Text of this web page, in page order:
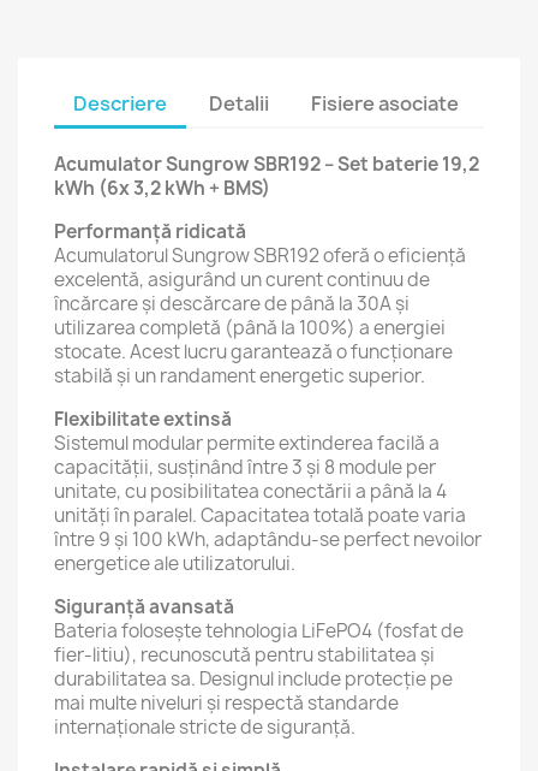
Descriere Detalii Fisiere asociate
Acumulator Sungrow SBR192 – Set baterie 19,2
kWh (6x 3,2 kWh + BMS)
Performanță ridicată
Acumulatorul Sungrow SBR192 oferă o eficiență
excelentă, asigurând un curent continuu de
încărcare și descărcare de până la 30A și
utilizarea completă (până la 100%) a energiei
stocate. Acest lucru garantează o funcționare
stabilă și un randament energetic superior.
Flexibilitate extinsă
Sistemul modular permite extinderea facilă a
capacității, susținând între 3 și 8 module per
unitate, cu posibilitatea conectării a până la 4
unități în paralel. Capacitatea totală poate varia
între 9 și 100 kWh, adaptându-se perfect nevoilor
energetice ale utilizatorului.
Siguranță avansată
Bateria folosește tehnologia LiFePO4 (fosfat de
fier-litiu), recunoscută pentru stabilitatea și
durabilitatea sa. Designul include protecție pe
mai multe niveluri și respectă standarde
internaționale stricte de siguranță.